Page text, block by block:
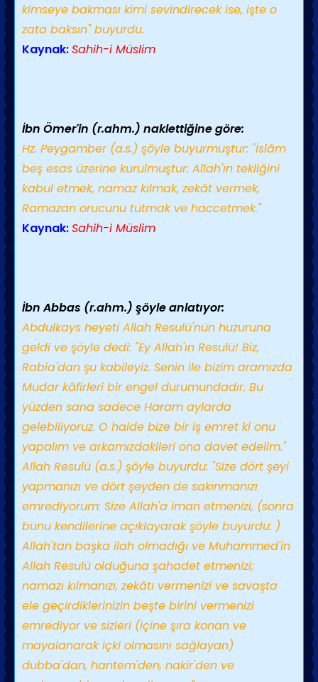
kimseye bakması kimi sevindirecek ise, işte o
zata baksın" buyurdu.
Kaynak:Sahih-i Müslim
İbn Ömer'in (r.ahm.) naklettiğine göre:
Hz. Peygamber (a.s.) şöyle buyurmuştur: "İslâm
beş esas üzerine kurulmuştur: Allah'ın tekliğini
kabul etmek, namaz kılmak, zekât vermek,
Ramazan orucunu tutmak ve haccetmek."
Kaynak:Sahih-i Müslim
İbn Abbas (r.ahm.) şöyle anlatıyor:
Abdulkays heyeti Allah Resulü'nün huzuruna
geldi ve şöyle dedi: "Ey Allah'ın Resulü! Biz,
Rabîa'dan şu kabileyiz. Senin ile bizim aramızda
Mudar kâfirleri bir engel durumundadır. Bu
yüzden sana sadece Haram aylarda
gelebiliyoruz. O halde bize bir iş emret ki onu
yapalım ve arkamızdakileri ona davet edelim."
Allah Resulü (a.s.) şöyle buyurdu: "Size dört şeyi
yapmanızı ve dört şeyden de sakınmanızı
emrediyorum: Size Allah'a iman etmenizi, (sonra
bunu kendilerine açıklayarak şöyle buyurdu: )
Allah'tan başka ilah olmadığı ve Muhammed'in
Allah Resulü olduğuna şahadet etmenizi;
namazı kılmanızı, zekâtı vermenizi ve savaşta
ele geçirdiklerinizin beşte birini vermenizi
emrediyor ve sizleri (içine şıra konan ve
mayalanarak içki olmasını sağlayan)
dubba'dan, hantem'den, nakir'den ve